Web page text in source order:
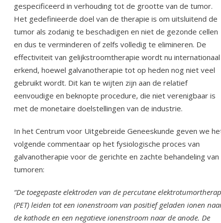
gespecificeerd in verhouding tot de grootte van de tumor.
Het gedefinieerde doel van de therapie is om uitsluitend de
tumor als zodanig te beschadigen en niet de gezonde cellen
en dus te verminderen of zelfs volledig te elimineren. De
effectiviteit van gelijkstroomtherapie wordt nu internationaal
erkend, hoewel galvanotherapie tot op heden nog niet veel
gebruikt wordt. Dit kan te wijten zijn aan de relatief
eenvoudige en beknopte procedure, die niet verenigbaar is
met de monetaire doelstellingen van de industrie.
In het Centrum voor Uitgebreide Geneeskunde geven we
volgende commentaar op het fysiologische proces van
galvanotherapie voor de gerichte en zachte behandeling van
tumoren:
“De toegepaste elektroden van de percutane
(PET) leiden tot een ionenstroom van positief geladen ionen
de kathode en een negatieve ionenstroom naar de anode. De